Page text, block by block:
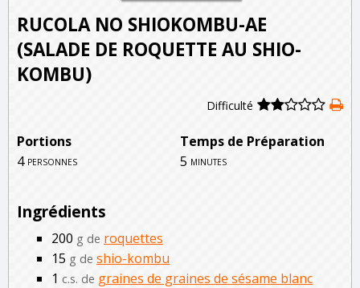
RUCOLA NO SHIOKOMBU-AE
(SALADE DE ROQUETTE AU SHIO-
KOMBU)
Difficulté
Portions
Temps de Préparation
4 personnes 5 minutes
Ingrédients
200 g de roquettes
15 g de shio-kombu
1 c.s. de graines de graines de sésame blanc